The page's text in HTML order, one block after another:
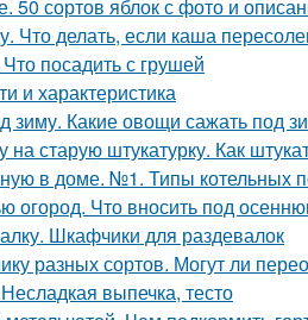
50 сортов яблок с фото и
Что делать, если каша
посадить с грушей
и характеристика
зиму. Какие овощи сажать под
старую штукатурку. Как
в доме. №1. Типы котельных
огород. Что вносить под
Шкафчики для раздевалок
разных сортов. Могут ли
выпечка, тесто